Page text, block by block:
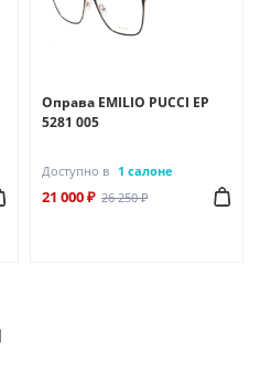
Оправа EMILIO PUCCI EP
5281 005
Доступно в 1 салоне
21 000 ₽ 26 250 ₽